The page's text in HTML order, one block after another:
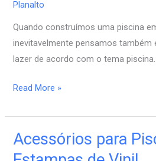
Planalto
Quando construímos uma piscina
inevitavelmente pensamos também
lazer de acordo com o tema piscina.
Externa
Read More »
Acessórios para
Acessórios
para